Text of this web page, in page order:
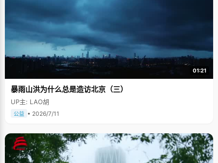
01:21
暴雨山洪为什么总是造访北京（三）
UP主: LAO胡
公益 • 2026/7/11